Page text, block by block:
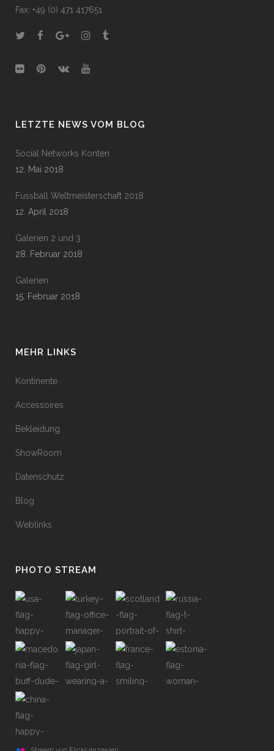
Fax: +49 (0) 471 417651
LETZTE NEWS VOM BLOG
Social Networks Konten
12. Mai 2018
Fussball Weltmeisterschaft 2018
12. April 2018
Galerien 2 und 3
28. Februar 2018
Galerien
15. Februar 2018
MEHR LINKS
Kontinente
Accessoires
Bekleidung
ShowRoom
Datenschutz
Blog
Weblinks
PHOTO STREAM